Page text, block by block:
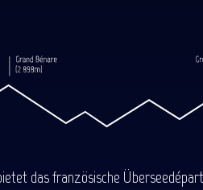
das französische